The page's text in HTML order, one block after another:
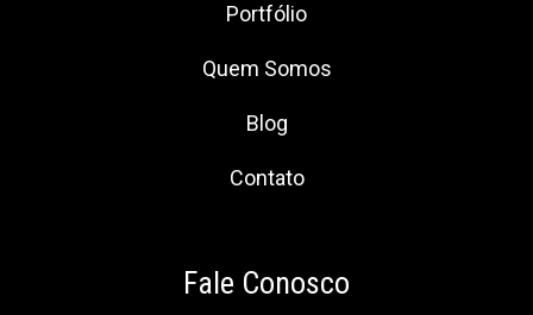
Portfólio
Quem Somos
Blog
Contato
Fale Conosco